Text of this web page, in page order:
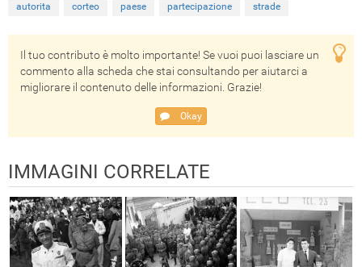
autorita corteo paese partecipazione strade
Il tuo contributo è molto importante! Se vuoi puoi lasciare un
commento alla scheda che stai consultando per aiutarci a
migliorare il contenuto delle informazioni. Grazie!
Okay
IMMAGINI CORRELATE